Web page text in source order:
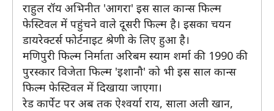
राहुल रॉय अभिनीत 'आगरा' इस साल कान्स फिल्म
फेस्टिवल में पहुंचने वाले दूसरी फिल्म है। इसका चयन
डायरेक्टर्स फोर्टनाइट श्रेणी के लिए हुआ है।
मणिपुरी फिल्म निर्माता अरिबम स्याम शर्मा की 1990 की
पुरस्कार विजेता फिल्म 'इशानौ' को भी इस साल कान्स
फिल्म फेस्टिवल में दिखाया जाएगा।
रेड कार्पेट पर अब तक ऐश्वर्या राय, साला अली खान,